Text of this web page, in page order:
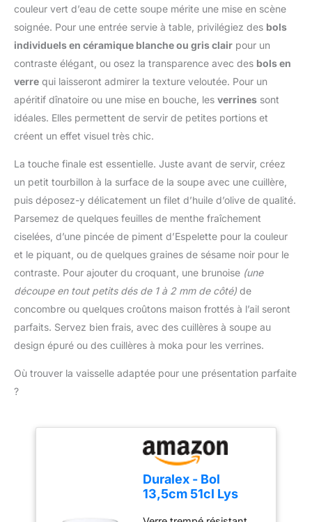
15 ANS AU JUSTE PRIX :
Engagement de
réparabilité 15 ans au
réseau de 6200
réparateurs dans le
monde, pour contribuer
à la protection de
l’environnement et à la
ACCESSOIRE INCLUS :
puissance pour un
tout en utilisant une
seule main Mixage
pratique et efficace : Le
couteau QuattroBlade en
mélange lisse et
homogène, avec moins
d’éclaboussures et un
Accessoire polyvalent
inclus : Le mixeur est
livré avec un gobelet
mixer directement les
ingrédients, simplifiant la
préparation des repas
Contenu de la livraison :
ErgoMixx 600 W avec 2
vitesses et gobelet
doseur
couleur vert d’eau de cette soupe mérite une mise en scène
soignée. Pour une entrée servie à table, privilégiez des bols
individuels en céramique blanche ou gris clair pour un
contraste élégant, ou osez la transparence avec des bols en
verre qui laisseront admirer la texture veloutée. Pour un
apéritif dînatoire ou une mise en bouche, les verrines sont
idéales. Elles permettent de servir de petites portions et
créent un effet visuel très chic.
La touche finale est essentielle. Juste avant de servir, créez
un petit tourbillon à la surface de la soupe avec une cuillère,
puis déposez-y délicatement un filet d’huile d’olive de qualité.
Parsemez de quelques feuilles de menthe fraîchement
ciselées, d’une pincée de piment d’Espelette pour la couleur
et le piquant, ou de quelques graines de sésame noir pour le
contraste. Pour ajouter du croquant, une brunoise (une
découpe en tout petits dés de 1 à 2 mm de côté) de
concombre ou quelques croûtons maison frottés à l’ail seront
parfaits. Servez bien frais, avec des cuillères à soupe au
design épuré ou des cuillères à moka pour les verrines.
Où trouver la vaisselle adaptée pour une présentation parfaite
?
Duralex - Bol
13,5cm 51cl Lys